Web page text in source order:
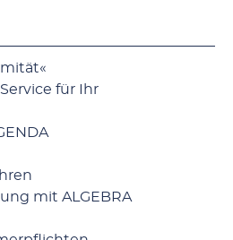
für Ihr
mit ALGEBRA